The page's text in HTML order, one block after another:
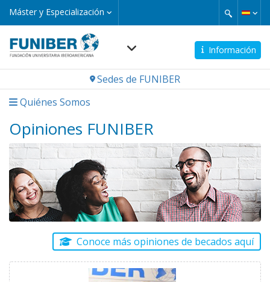
Pasar
principal
Máster y Especialización
Máster
y
Información
Navegación
Sedes de FUNIBER
Quiénes Somos
Opiniones FUNIBER
Conoce más opiniones de becados aquí